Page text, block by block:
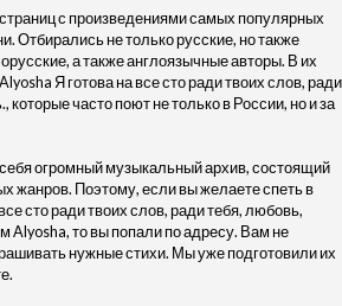
с произведениями самых популярных
Отбирались не только русские, но также
а также англоязычные авторы. В их
Я готова на все сто ради твоих слов, ради
которые часто поют не только в России, но и за
огромный музыкальный архив, состоящий
жанров. Поэтому, если вы желаете спеть в
сто ради твоих слов, ради тебя, любовь,
Alyosha, то вы попали по адресу. Вам не
нужные стихи. Мы уже подготовили их